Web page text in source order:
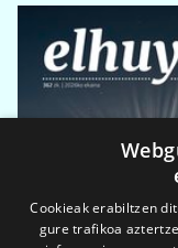
Cookieak erabiltzen
gure trafikoa